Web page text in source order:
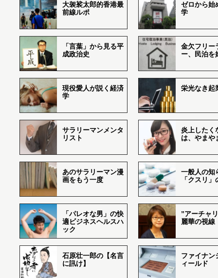
大袈裟太郎的香港最
前線ルポ
ゼロから始
学
「言葉」から見る平
成政治史
金欠フリー
ー、民泊を
現役愛人が説く経済
学
栄光なき起
サラリーマンメンタ
リスト
炎上したく
は、やまや
あのサラリーマン漫
画をもう一度
一般人の知
「クスリ
「パレオな男」の快
適ビジネスヘルスハ
ック
”アーチャ
麗華の視線
石原壮一郎の【名言
に訊け】
ファイナン
ィールド